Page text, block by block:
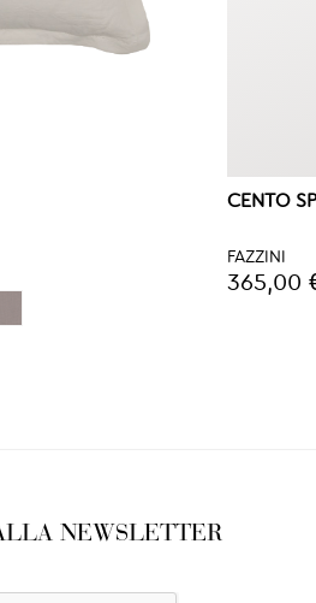
CENTO
FAZZINI
365,00
NEWSLETTER